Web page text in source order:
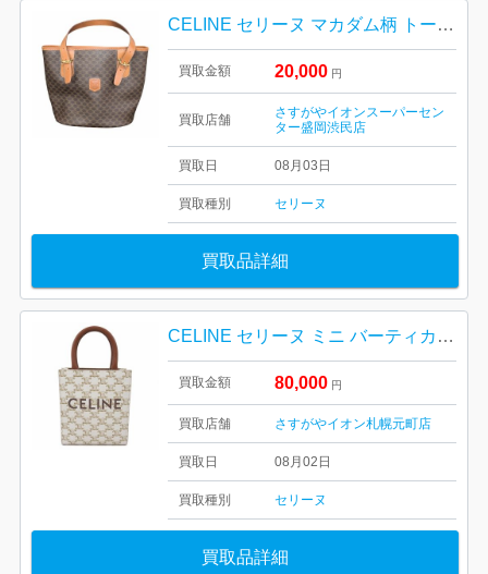
CELINE セリーヌ マカダム柄 トートバッグ
買取金額 20,000 円
買取店舗
さすがやイオンスーパーセン
ター盛岡渋民店
買取日 08月03日
買取種別 セリーヌ
買取品詳細
CELINE セリーヌ ミニ バーティカルカバ トリオンフ 2WAY ハンドバッグ レディース 194372BZK 札幌市 東区 元町
買取金額 80,000 円
買取店舗 さすがやイオン札幌元町店
買取日 08月02日
買取種別 セリーヌ
買取品詳細